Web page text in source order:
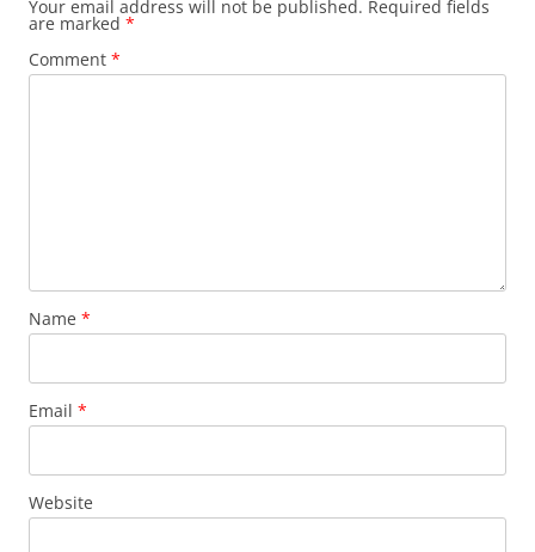
Your email address will not be published. Required fields
are marked *
Comment *
Name *
Email *
Website